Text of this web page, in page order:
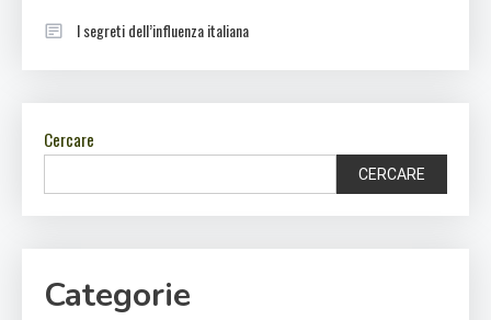
I segreti dell’influenza italiana
Cercare
CERCARE
Categorie